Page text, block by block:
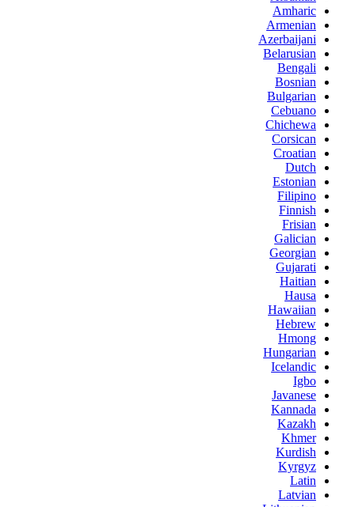
Amharic
Armenian
Azerbaijani
Belarusian
Bengali
Bosnian
Bulgarian
Cebuano
Chichewa
Corsican
Croatian
Dutch
Estonian
Filipino
Finnish
Frisian
Galician
Georgian
Gujarati
Haitian
Hausa
Hawaiian
Hebrew
Hmong
Hungarian
Icelandic
Igbo
Javanese
Kannada
Kazakh
Khmer
Kurdish
Kyrgyz
Latin
Latvian